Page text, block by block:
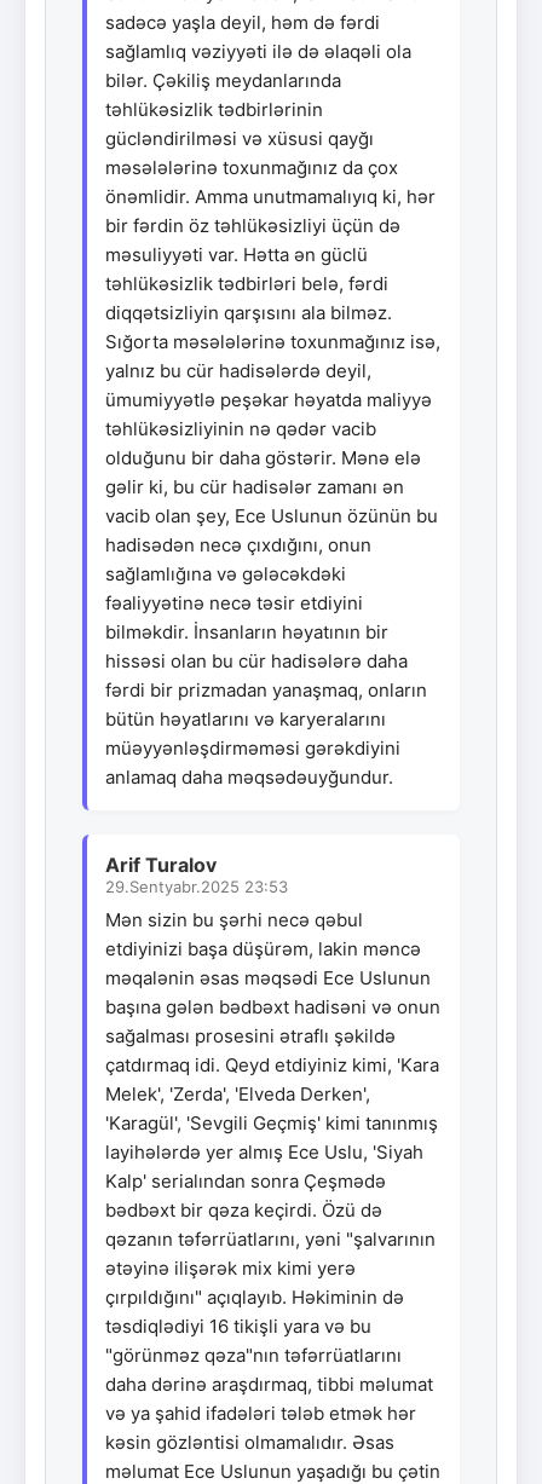
sadəcə yaşla deyil, həm də fərdi
sağlamlıq vəziyyəti ilə də əlaqəli ola
bilər. Çəkiliş meydanlarında
təhlükəsizlik tədbirlərinin
gücləndirilməsi və xüsusi qayğı
məsələlərinə toxunmağınız da çox
önəmlidir. Amma unutmamalıyıq ki, hər
bir fərdin öz təhlükəsizliyi üçün də
məsuliyyəti var. Hətta ən güclü
təhlükəsizlik tədbirləri belə, fərdi
diqqətsizliyin qarşısını ala bilməz.
Sığorta məsələlərinə toxunmağınız isə,
yalnız bu cür hadisələrdə deyil,
ümumiyyətlə peşəkar həyatda maliyyə
təhlükəsizliyinin nə qədər vacib
olduğunu bir daha göstərir. Mənə elə
gəlir ki, bu cür hadisələr zamanı ən
vacib olan şey, Ece Uslunun özünün bu
hadisədən necə çıxdığını, onun
sağlamlığına və gələcəkdəki
fəaliyyətinə necə təsir etdiyini
bilməkdir. İnsanların həyatının bir
hissəsi olan bu cür hadisələrə daha
fərdi bir prizmadan yanaşmaq, onların
bütün həyatlarını və karyeralarını
müəyyənləşdirməməsi gərəkdiyini
anlamaq daha məqsədəuyğundur.
Arif Turalov
29.Sentyabr.2025 23:53
Mən sizin bu şərhi necə qəbul
etdiyinizi başa düşürəm, lakin məncə
məqalənin əsas məqsədi Ece Uslunun
başına gələn bədbəxt hadisəni və onun
sağalması prosesini ətraflı şəkildə
çatdırmaq idi. Qeyd etdiyiniz kimi, 'Kara
Melek', 'Zerda', 'Elveda Derken',
'Karagül', 'Sevgili Geçmiş' kimi tanınmış
layihələrdə yer almış Ece Uslu, 'Siyah
Kalp' serialından sonra Çeşmədə
bədbəxt bir qəza keçirdi. Özü də
qəzanın təfərrüatlarını, yəni "şalvarının
ətəyinə ilişərək mix kimi yerə
çırpıldığını" açıqlayıb. Həkiminin də
təsdiqlədiyi 16 tikişli yara və bu
"görünməz qəza"nın təfərrüatlarını
daha dərinə araşdırmaq, tibbi məlumat
və ya şahid ifadələri tələb etmək hər
kəsin gözləntisi olmamalıdır. Əsas
məlumat Ece Uslunun yaşadığı bu çətin